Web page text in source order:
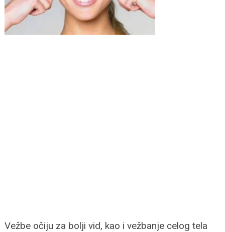
Vežbe očiju za bolji vid, kao i vežbanje celog tela